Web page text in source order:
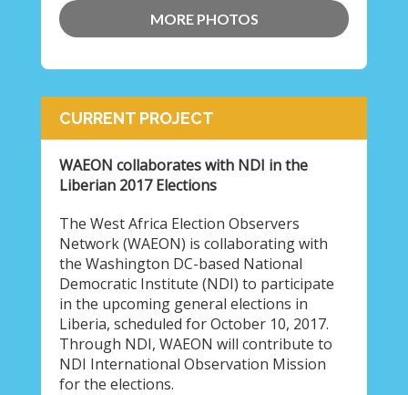
MORE PHOTOS
CURRENT PROJECT
WAEON collaborates with NDI in the
Liberian 2017 Elections
The West Africa Election Observers
Network (WAEON) is collaborating with
the Washington DC-based National
Democratic Institute (NDI) to participate
in the upcoming general elections in
Liberia, scheduled for October 10, 2017.
Through NDI, WAEON will contribute to
NDI International Observation Mission
for the elections.